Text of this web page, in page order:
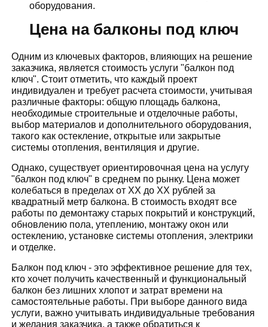
оборудования.
Цена на балконы под ключ
Одним из ключевых факторов, влияющих на решение
заказчика, является стоимость услуги "балкон под
ключ". Стоит отметить, что каждый проект
индивидуален и требует расчета стоимости, учитывая
различные факторы: общую площадь балкона,
необходимые строительные и отделочные работы,
выбор материалов и дополнительного оборудования,
такого как остекление, открытые или закрытые
системы отопления, вентиляция и другие.
Однако, существует ориентировочная цена на услугу
"балкон под ключ" в среднем по рынку. Цена может
колебаться в пределах от XX до XX рублей за
квадратный метр балкона. В стоимость входят все
работы по демонтажу старых покрытий и конструкций,
обновлению пола, утеплению, монтажу окон или
остеклению, установке системы отопления, электрики
и отделке.
Балкон под ключ - это эффективное решение для тех,
кто хочет получить качественный и функциональный
балкон без лишних хлопот и затрат времени на
самостоятельные работы. При выборе данного вида
услуги, важно учитывать индивидуальные требования
и желания заказчика, а также обратиться к